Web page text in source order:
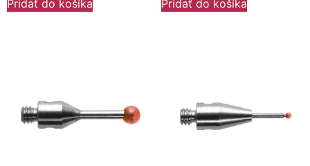
Pridať do košíka Pridať do košíka